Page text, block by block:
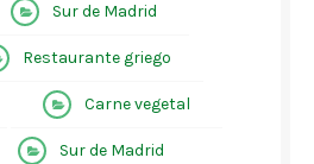
Sur de Madrid
Restaurante griego
Carne vegetal
Sur de Madrid